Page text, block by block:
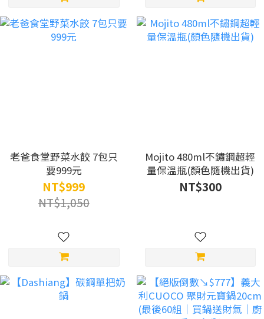
老爸食堂野菜水餃 7包只
要999元
NT$999
NT$1,050
Mojito 480ml不鏽鋼超輕
量保溫瓶(顏色隨機出貨)
NT$300